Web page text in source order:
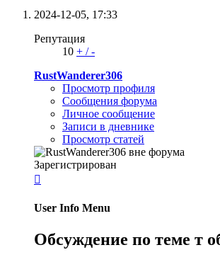
2024-12-05, 17:33
Репутация
10 + /-
RustWanderer306
Просмотр профиля
Сообщения форума
Личное сообщение
Записи в дневнике
Просмотр статей
Зарегистрирован

User Info Menu
Обсуждение по теме т